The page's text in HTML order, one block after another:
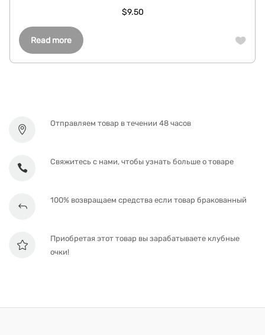
Read more
$9.50
Отправляем товар в течении 48 часов
Свяжитесь с нами, чтобы узнать больше о товаре
100% возвращаем средства если товар бракованный
Приобретая этот товар вы зарабатываете клубные
очки!